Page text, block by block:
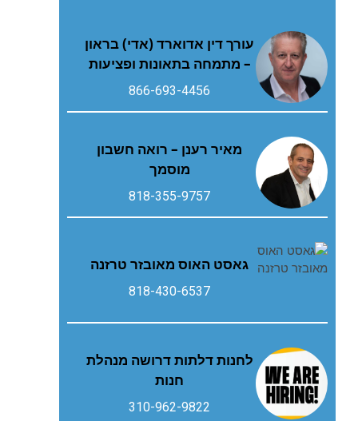
עורך דין אדוארד (אדי) בראון
– מתמחה בתאונות ופציעות
866-693-4456
מאיר רענן – רואה חשבון
מוסמך
818-355-9757
גאסט‭ ‬האוס‭ ‬מאובזר‭ ‬טרזנה
818-430-6537
לחנות דלתות דרושה מנהלת
חנות
310-962-9822